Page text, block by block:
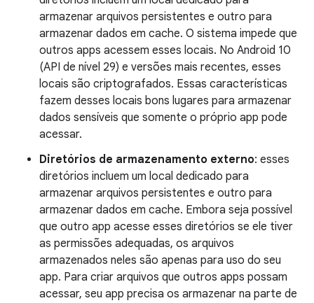
armazenar arquivos persistentes e outro para
armazenar dados em cache. O sistema impede que
outros apps acessem esses locais. No Android 10
(API de nível 29) e versões mais recentes, esses
locais são criptografados. Essas características
fazem desses locais bons lugares para armazenar
dados sensíveis que somente o próprio app pode
acessar.
Diretórios de armazenamento externo: esses
diretórios incluem um local dedicado para
armazenar arquivos persistentes e outro para
armazenar dados em cache. Embora seja possível
que outro app acesse esses diretórios se ele tiver
as permissões adequadas, os arquivos
armazenados neles são apenas para uso do seu
app. Para criar arquivos que outros apps possam
acessar, seu app precisa os armazenar na parte de